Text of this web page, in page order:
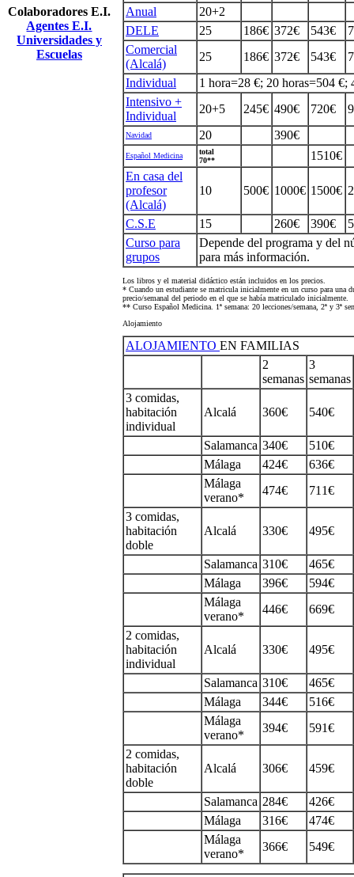
Colaboradores E.I.
Agentes E.I.
Universidades y
Escuelas
Anual
20+2
DELE
25 186€ 372€ 543€
Comercial
(Alcalá)
25 186€ 372€ 543€
Individual
1 hora=28 €; 20 horas=504 €;
Intensivo +
Individual
20+5 245€ 490€ 720€
Navidad 20 390€
Español Medicina
total
70**
1510€
En casa del
profesor
(Alcalá)
10 500€ 1000€ 1500€
C.S.E 15 260€ 390€
Curso para
grupos
Depende del programa y del
para más información.
Los libros y el material didáctico están incluidos en los precios.
* Cuando un estudiante se matricula inicialmente en un curso para una
precio/semanal del periodo en el que se había matriculado inicialmente.
** Curso Español Medicina. 1ª semana: 20 lecciones/semana, 2ª y 3ª
Alojamiento
ALOJAMIENTO EN FAMILIAS
2
semanas
3
semanas
3 comidas,
habitación
individual
Alcalá 360€ 540€
Salamanca 340€
510€
Málaga
424€
636€
Málaga
verano*
474€
711€
3 comidas,
habitación
doble
Alcalá 330€ 495€
Salamanca 310€
465€
Málaga
396€
594€
Málaga
verano*
446€
669€
2 comidas,
habitación
individual
Alcalá 330€ 495€
Salamanca 310€
465€
Málaga
344€
516€
Málaga
verano*
394€
591€
2 comidas,
habitación
doble
Alcalá 306€ 459€
Salamanca 284€
426€
Málaga
316€
474€
Málaga
verano*
366€ 549€